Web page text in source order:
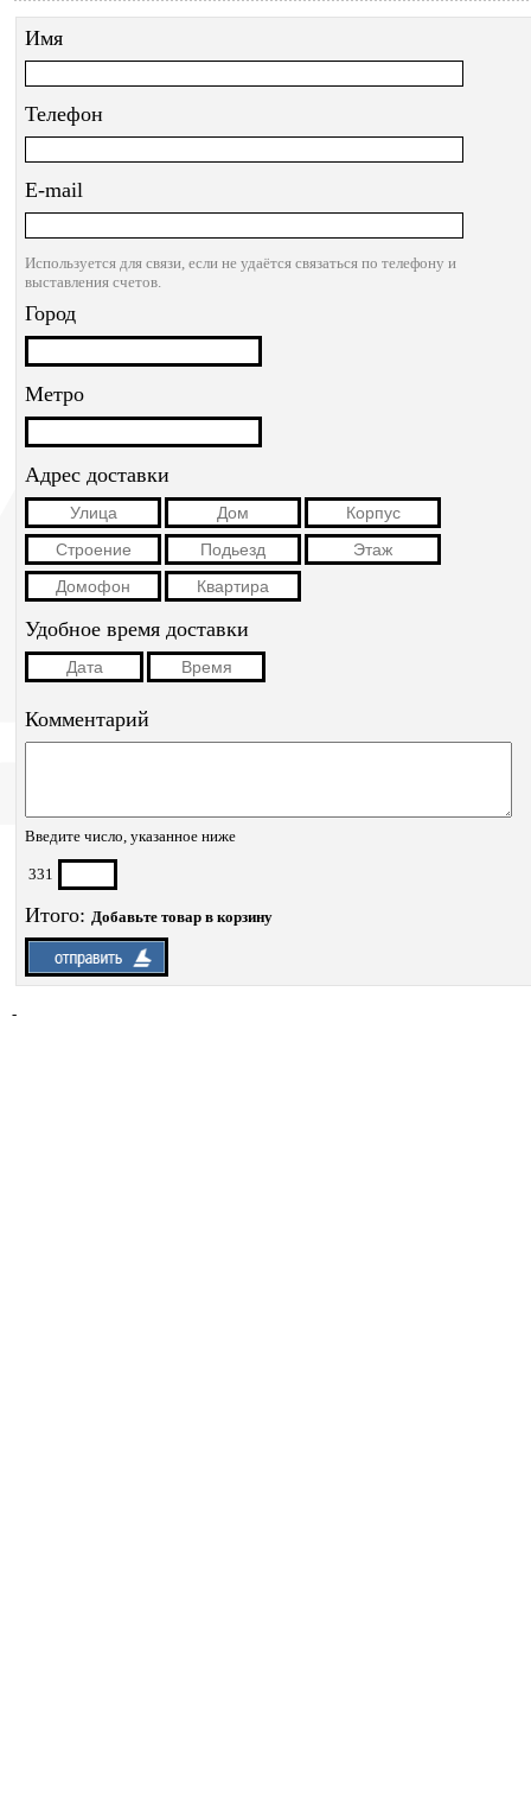
Имя
Телефон
E-mail
Используется для связи, если не удаётся связаться по телефону и
выставления счетов.
Город
Метро
Адрес доставки
Удобное время доставки
Комментарий
Введите число, указанное ниже
331
Итого: Добавьте товар в корзину
-